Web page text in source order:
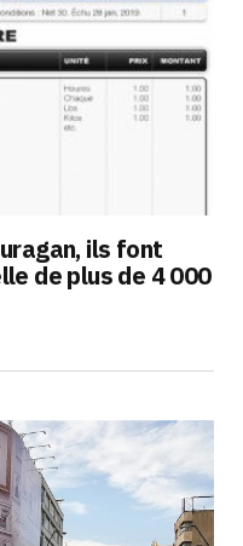
e-mail et mon
mon prochain
ils font
de plus de 4 000